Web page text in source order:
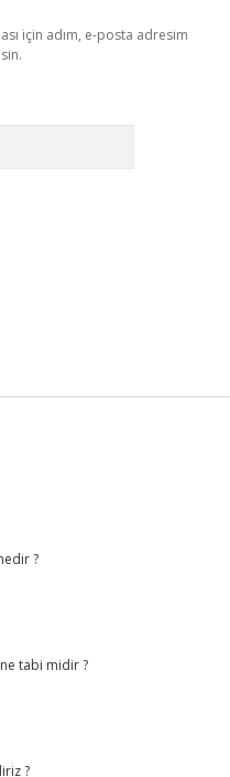
için adım, e-posta adresim
?
tabi midir ?
?